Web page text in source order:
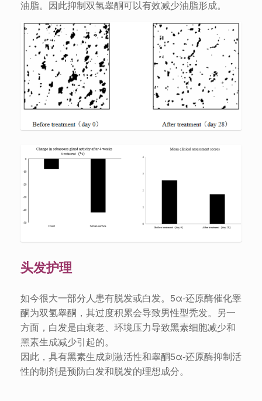
油脂。因此抑制双氢睾酮可以有效减少油脂形成。
头发护理
如今很大一部分人患有脱发或白发。5α-还原酶催化睾
酮为双氢睾酮，其过度积累会导致男性型秃发。另一
方面，白发是由衰老、环境压力导致黑素细胞减少和
黑素生成减少引起的。
因此，具有黑素生成刺激活性和睾酮5α-还原酶抑制活
性的制剂是预防白发和脱发的理想成分。